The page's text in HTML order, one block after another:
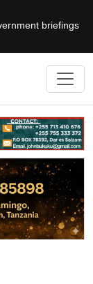
briefings